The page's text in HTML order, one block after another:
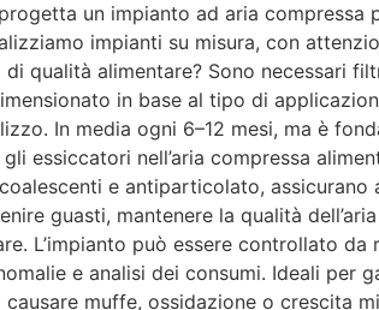
un impianto ad aria compressa
impianti su misura, con
qualità alimentare? Sono necessari
in base al tipo di
In media ogni 6–12 mesi, ma è
nell’aria compressa
e antiparticolato, assicurano
guasti, mantenere la qualità
L’impianto può essere controllato
e analisi dei consumi. Ideali per
muffe, ossidazione o crescita